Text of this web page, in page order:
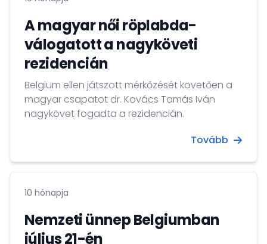
A magyar női röplabda-
válogatott a nagyköveti
rezidencián
Belgium ellen játszott mérkőzését követően a
magyar csapatot dr. Kovács Tamás Iván
nagykövet fogadta a rezidencián.
Tovább
10 hónapja
Nemzeti ünnep Belgiumban
július 21-én